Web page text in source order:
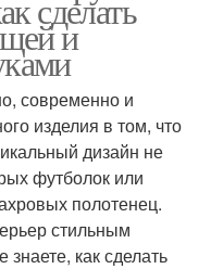
сделать
и
современно и
изделия в том, что
дизайн не
футболок или
полотенец.
стильным
как сделать